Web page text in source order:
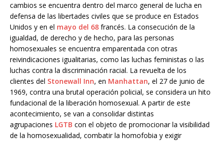
cambios se encuentra dentro del marco general de lucha en
defensa de las libertades civiles que se produce en Estados
Unidos y en el mayo del 68 francés. La consecución de la
igualdad, de derecho y de hecho, para las personas
homosexuales se encuentra emparentada con otras
reivindicaciones igualitarias, como las luchas feministas o las
luchas contra la discriminación racial. La revuelta de los
clientes del Stonewall Inn, en Manhattan, el 27 de junio de
1969, contra una brutal operación policial, se considera un hito
fundacional de la liberación homosexual. A partir de este
acontecimiento, se van a consolidar distintas
agrupaciones LGTB con el objeto de promocionar la visibilidad
de la homosexualidad, combatir la homofobia y exigir